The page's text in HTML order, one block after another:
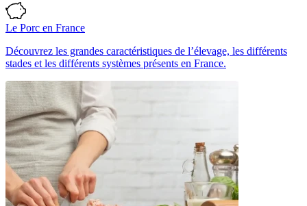
Le Porc en France
Découvrez les grandes caractéristiques de l’élevage, les différents
stades et les différents systèmes présents en France.